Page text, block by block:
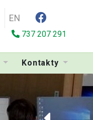
EN
737 207 291
Kontakty